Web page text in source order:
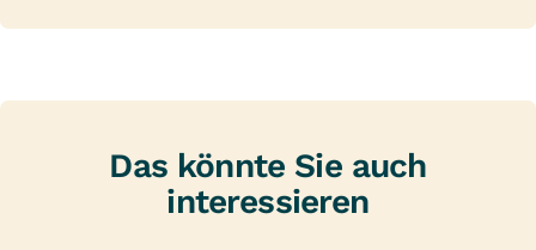
Untersuchungen, bildgebende
Das könnte Sie auch
interessieren